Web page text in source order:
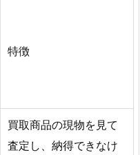
特徴
買取商品の現物を見て
査定し、納得できなけ